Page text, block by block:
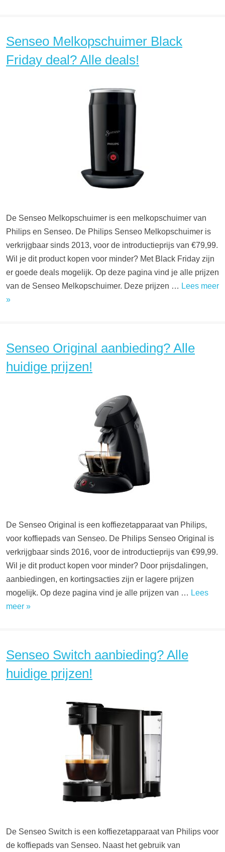
Senseo Melkopschuimer Black
Friday deal? Alle deals!
De Senseo Melkopschuimer is een melkopschuimer van
Philips en Senseo. De Philips Senseo Melkopschuimer is
verkrijgbaar sinds 2013, voor de introductieprijs van €79,99.
Wil je dit product kopen voor minder? Met Black Friday zijn
er goede deals mogelijk. Op deze pagina vind je alle prijzen
van de Senseo Melkopschuimer. Deze prijzen … Lees meer
»
Senseo Original aanbieding? Alle
huidige prijzen!
De Senseo Original is een koffiezetapparaat van Philips,
voor koffiepads van Senseo. De Philips Senseo Original is
verkrijgbaar sinds 2016, voor de introductieprijs van €99,99.
Wil je dit product kopen voor minder? Door prijsdalingen,
aanbiedingen, en kortingsacties zijn er lagere prijzen
mogelijk. Op deze pagina vind je alle prijzen van … Lees
meer »
Senseo Switch aanbieding? Alle
huidige prijzen!
De Senseo Switch is een koffiezetapparaat van Philips voor
de koffiepads van Senseo. Naast het gebruik van